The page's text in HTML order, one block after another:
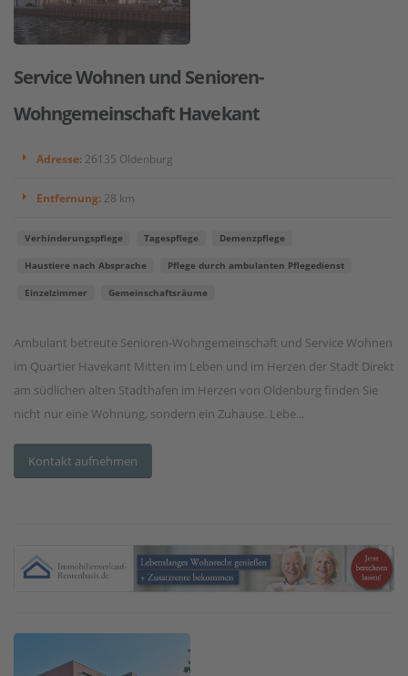
Service Wohnen und Senioren-
Wohngemeinschaft Havekant
Adresse: 26135 Oldenburg
Entfernung: 28 km
Verhinderungspflege Tagespflege Demenzpflege
Haustiere nach Absprache Pflege durch ambulanten Pflegedienst
Einzelzimmer Gemeinschaftsräume
Ambulant betreute Senioren-Wohngemeinschaft und Service Wohnen
im Quartier Havekant Mitten im Leben und im Herzen der Stadt Direkt
am südlichen alten Stadthafen im Herzen von Oldenburg finden Sie
nicht nur eine Wohnung, sondern ein Zuhause. Lebe...
Kontakt aufnehmen